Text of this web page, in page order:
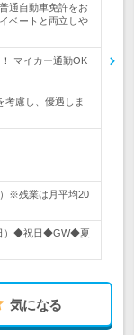
通自動車免許をお
ベートと両立しや
マイカー通勤OK
慮し、優遇しま
※残業は月平均20
）◆祝日◆GW◆夏
気になる